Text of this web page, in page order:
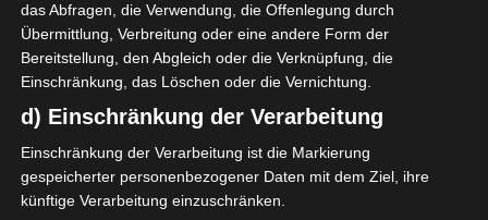
Im letzten Nachholspiel der Hinrunde nahm der Club
Sportif Sfaxien mit einem 0:1 alle drei Punkte aus
Sousse mit und beendete die Serie von ESS, die
sieben Spiele in Folge nicht verloren hatten und fünf
Siege in Folge einfahren konnten.
Das erste der vier Nachholspiele entschied
Olympique Béja mit einem 1:0 gegen CS Sfax für
das Abfragen, die Verwendung, die Offenlegung durch
Übermittlung, Verbreitung oder eine andere Form der
Bereitstellung, den Abgleich oder die Verknüpfung, die
Einschränkung, das Löschen oder die Vernichtung.
d) Einschränkung der Verarbeitung
Einschränkung der Verarbeitung ist die Markierung
gespeicherter personenbezogener Daten mit dem Ziel, ihre
künftige Verarbeitung einzuschränken.